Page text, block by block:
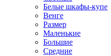
Белые шкафы-купе
Венге
Размер
Маленькие
Большие
Средние